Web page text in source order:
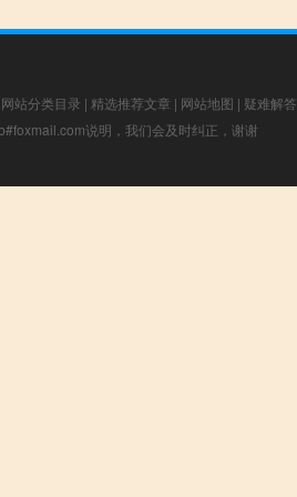
网站分类目录 | 精选推荐文章 | 网站地图 | 疑难解答
说明，我们会及时纠正，谢谢